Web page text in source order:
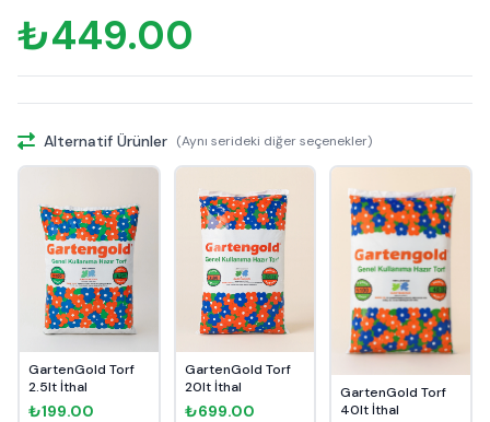
₺449.00
Alternatif Ürünler (Aynı serideki diğer seçenekler)
GartenGold Torf
2.5lt İthal
₺199.00
GartenGold Torf
20lt İthal
₺699.00
GartenGold Torf
40lt İthal